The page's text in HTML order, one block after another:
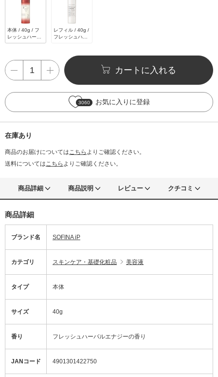
本体 / 40g / フ
レッシュハーバ
ルエナジーの香
レフィル / 40g /
フレッシュハー
カートに入れる
3060 お気に入りに登録
在庫あり
商品のお届けについてはこちら よりご確認ください。
送料についてはこちら よりご確認ください。
商品詳細 商品説明 レビュー クチコミ
商品詳細
ブランド名 SOFINA iP
カテゴリ スキンケア・基礎化粧品 美容液
タイプ 本体
サイズ 40g
香り フレッシュハーバルエナジーの香り
JANコード 4901301422750